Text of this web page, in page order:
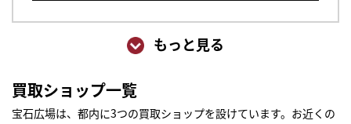
もっと見る
買取ショップ一覧
宝石広場は、都内に3つの買取ショップを設けています。お近くの